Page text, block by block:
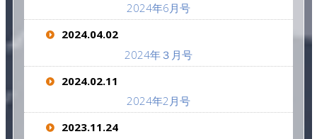
2024年6月号
2024.04.02
2024年３月号
2024.02.11
2024年2月号
2023.11.24